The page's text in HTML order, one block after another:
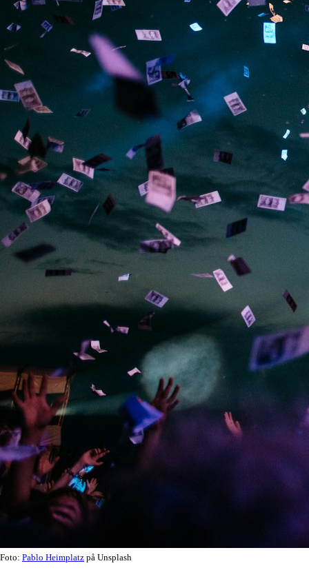
Foto: Pablo Heimplatz på Unsplash